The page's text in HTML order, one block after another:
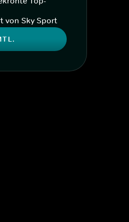
von Sky Sport